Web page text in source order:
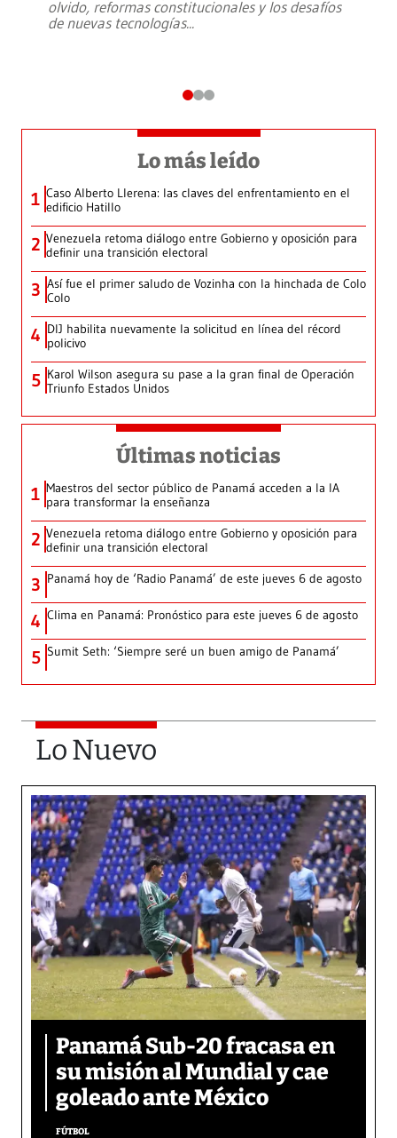
olvido, reformas constitucionales y los desafíos
de nuevas tecnologías...
Lo más leído
1 Caso Alberto Llerena: las claves del enfrentamiento en el
edificio Hatillo
2 Venezuela retoma diálogo entre Gobierno y oposición para
definir una transición electoral
3 Así fue el primer saludo de Vozinha con la hinchada de Colo
Colo
4 DIJ habilita nuevamente la solicitud en línea del récord
policivo
5 Karol Wilson asegura su pase a la gran final de Operación
Triunfo Estados Unidos
Últimas noticias
1 Maestros del sector público de Panamá acceden a la IA
para transformar la enseñanza
2 Venezuela retoma diálogo entre Gobierno y oposición para
definir una transición electoral
3 Panamá hoy de ‘Radio Panamá’ de este jueves 6 de agosto
4 Clima en Panamá: Pronóstico para este jueves 6 de agosto
5 Sumit Seth: ‘Siempre seré un buen amigo de Panamá’
Lo Nuevo
Panamá Sub-20 fracasa en
su misión al Mundial y cae
goleado ante México
FÚTBOL